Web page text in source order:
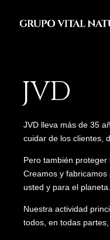
JVD
JVD lleva más de 35
cuidar de los clientes,
Pero también proteger
Creamos y
usted y para el planeta.
Nuestra actividad
todos, en todas